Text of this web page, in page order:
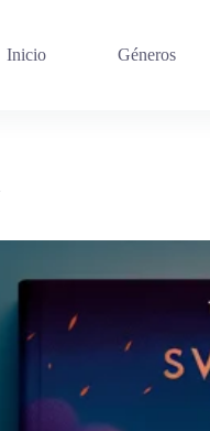
Inicio Géneros